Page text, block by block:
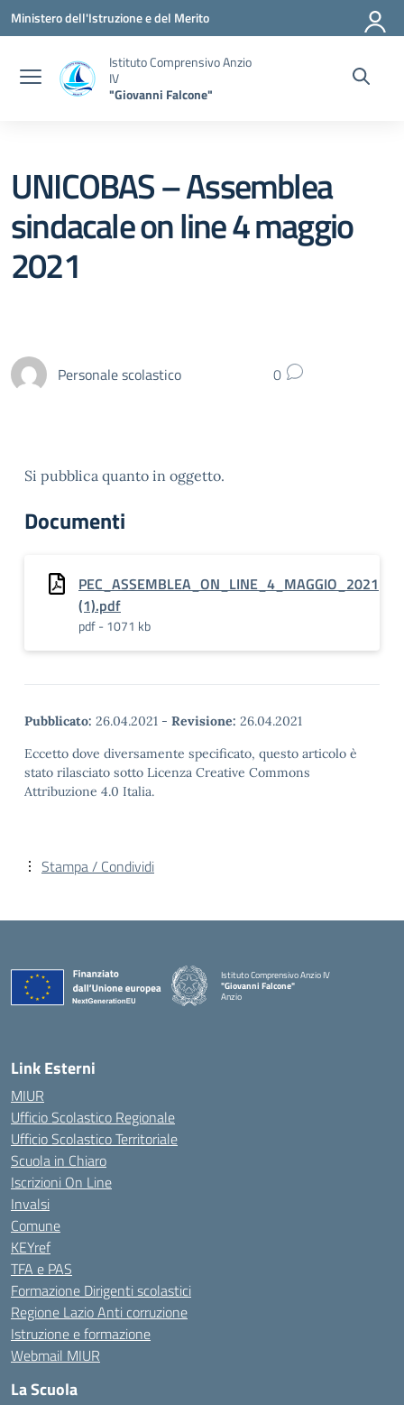
Vai ai contenuti
Vai al menu di navigazione
Vai al footer
Ministero dell'Istruzione e del Merito
Istituto Comprensivo Anzio
IV
"Giovanni Falcone"
UNICOBAS – Assemblea
sindacale on line 4 maggio
2021
Personale scolastico 0
Si pubblica quanto in oggetto.
Documenti
PEC_ASSEMBLEA_ON_LINE_4_MAGGIO_2021
(1).pdf
pdf - 1071 kb
Pubblicato: 26.04.2021 - Revisione: 26.04.2021
Eccetto dove diversamente specificato, questo articolo è
stato rilasciato sotto Licenza Creative Commons
Attribuzione 4.0 Italia.
Stampa / Condividi
Istituto Comprensivo Anzio IV
"Giovanni Falcone"
Anzio
Link Esterni
MIUR
Ufficio Scolastico Regionale
Ufficio Scolastico Territoriale
Scuola in Chiaro
Iscrizioni On Line
Invalsi
Comune
KEYref
TFA e PAS
Formazione Dirigenti scolastici
Regione Lazio Anti corruzione
Istruzione e formazione
Webmail MIUR
La Scuola